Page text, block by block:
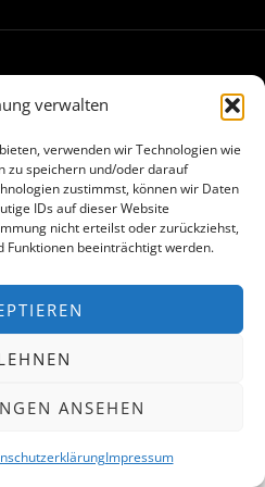
verwalten
verwenden wir Technologien wie
zu speichern und/oder darauf
zustimmst, können wir Daten
IDs auf dieser Website
nicht erteilst oder zurückziehst,
beeinträchtigt werden.
ANSEHEN
Impressum